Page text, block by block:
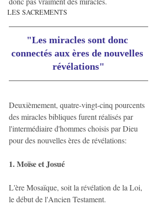
LES SACREMENTS
"Les miracles sont donc
connectés aux ères de nouvelles
révélations"
Deuxièmement, quatre-vingt-cinq pourcents
des miracles bibliques furent réalisés par
l'intermédiaire d'hommes choisis par Dieu
pour des nouvelles ères de révélations:
1. Moïse et Josué
L'ère Mosaïque, soit la révélation de la Loi,
le début de l'Ancien Testament.